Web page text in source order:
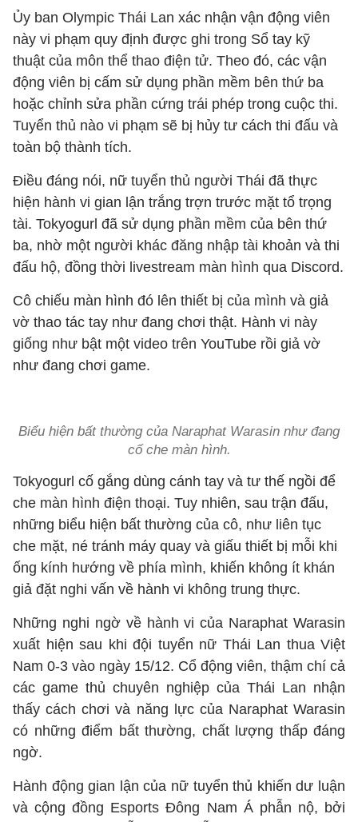
Ủy ban Olympic Thái Lan xác nhận vận động viên
này vi phạm quy định được ghi trong Sổ tay kỹ
thuật của môn thể thao điện tử. Theo đó, các vận
động viên bị cấm sử dụng phần mềm bên thứ ba
hoặc chỉnh sửa phần cứng trái phép trong cuộc thi.
Tuyển thủ nào vi phạm sẽ bị hủy tư cách thi đấu và
toàn bộ thành tích.
Điều đáng nói, nữ tuyển thủ người Thái đã thực
hiện hành vi gian lận trắng trợn trước mặt tổ trọng
tài. Tokyogurl đã sử dụng phần mềm của bên thứ
ba, nhờ một người khác đăng nhập tài khoản và thi
đấu hộ, đồng thời livestream màn hình qua Discord.
Cô chiếu màn hình đó lên thiết bị của mình và giả
vờ thao tác tay như đang chơi thật. Hành vi này
giống như bật một video trên YouTube rồi giả vờ
như đang chơi game.
Biểu hiện bất thường của Naraphat Warasin như đang
cố che màn hình.
Tokyogurl cố gắng dùng cánh tay và tư thế ngồi để
che màn hình điện thoại. Tuy nhiên, sau trận đấu,
những biểu hiện bất thường của cô, như liên tục
che mặt, né tránh máy quay và giấu thiết bị mỗi khi
ống kính hướng về phía mình, khiến không ít khán
giả đặt nghi vấn về hành vi không trung thực.
Những nghi ngờ về hành vi của Naraphat Warasin
xuất hiện sau khi đội tuyển nữ Thái Lan thua Việt
Nam 0-3 vào ngày 15/12. Cổ động viên, thậm chí cả
các game thủ chuyên nghiệp của Thái Lan nhận
thấy cách chơi và năng lực của Naraphat Warasin
có những điểm bất thường, chất lượng thấp đáng
ngờ.
Hành động gian lận của nữ tuyển thủ khiến dư luận
và cộng đồng Esports Đông Nam Á phẫn nộ, bởi